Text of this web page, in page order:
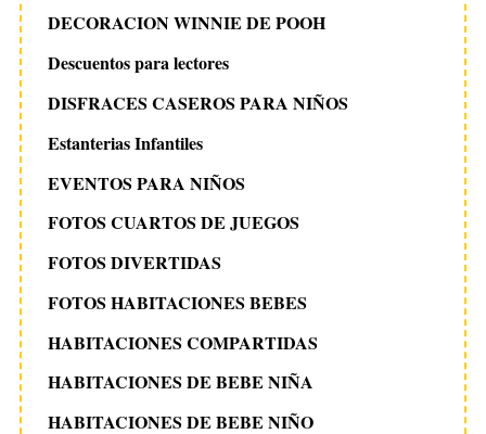
DECORACION WINNIE DE POOH
Descuentos para lectores
DISFRACES CASEROS PARA NIÑOS
Estanterias Infantiles
EVENTOS PARA NIÑOS
FOTOS CUARTOS DE JUEGOS
FOTOS DIVERTIDAS
FOTOS HABITACIONES BEBES
HABITACIONES COMPARTIDAS
HABITACIONES DE BEBE NIÑA
HABITACIONES DE BEBE NIÑO